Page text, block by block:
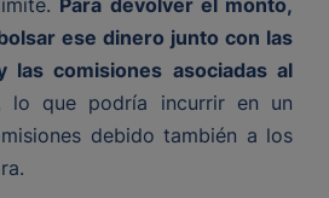
Para devolver el monto,
ese dinero junto con las
las comisiones asociadas al
lo que podría incurrir en un
debido también a los